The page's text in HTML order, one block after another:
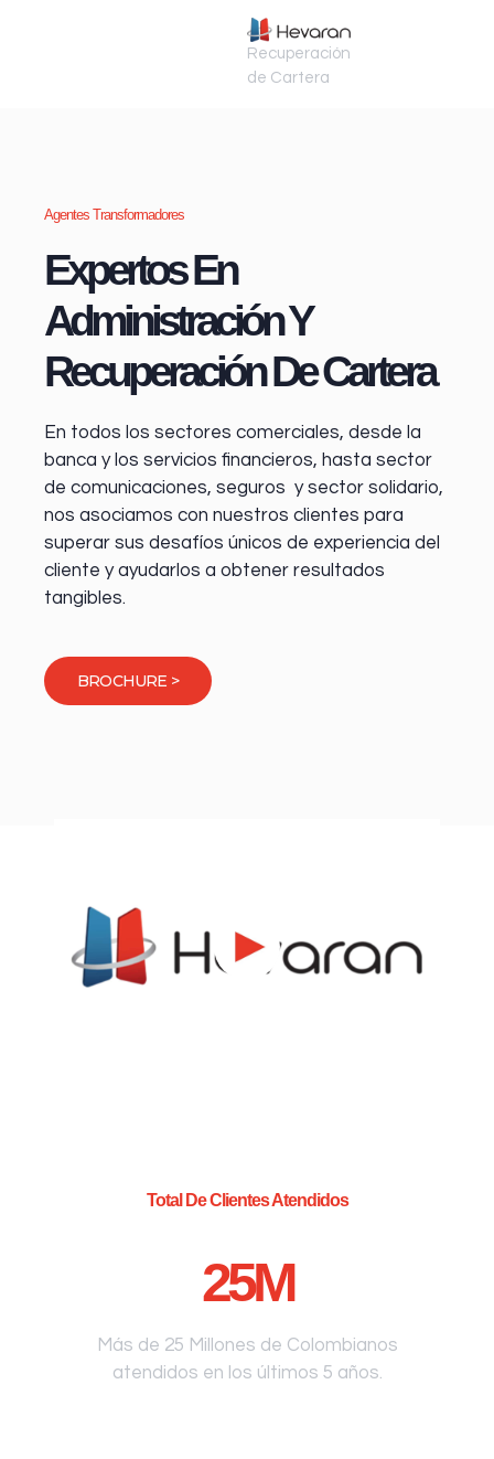
Recuperación
de Cartera
Agentes Transformadores
Expertos En
Administración Y
Recuperación De Cartera
En todos los sectores comerciales, desde la
banca y los servicios financieros, hasta sector
de comunicaciones, seguros y sector solidario,
nos asociamos con nuestros clientes para
superar sus desafíos únicos de experiencia del
cliente y ayudarlos a obtener resultados
tangibles.
BROCHURE >
Total De Clientes Atendidos
25M
Más de 25 Millones de Colombianos
atendidos en los últimos 5 años.